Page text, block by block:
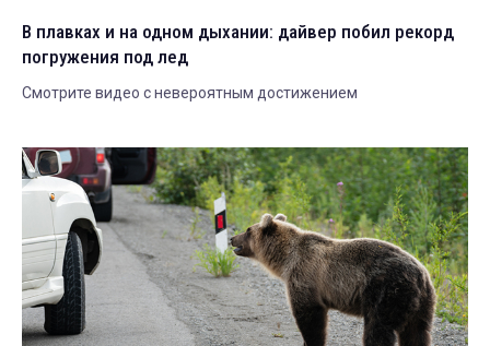
В плавках и на одном дыхании: дайвер побил рекорд
погружения под лед
Смотрите видео с невероятным достижением